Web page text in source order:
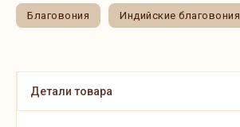
Благовония Индийские благовония
Детали товара